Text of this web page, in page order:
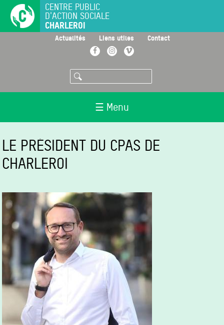
principal
CENTRE PUBLIC
D'ACTION SOCIALE
CHARLEROI
Actualités Liens utiles Contact
FacebookInstagramVimeo
Rechercher
☰ Menu
LE PRÉSIDENT DU CPAS DE
CHARLEROI